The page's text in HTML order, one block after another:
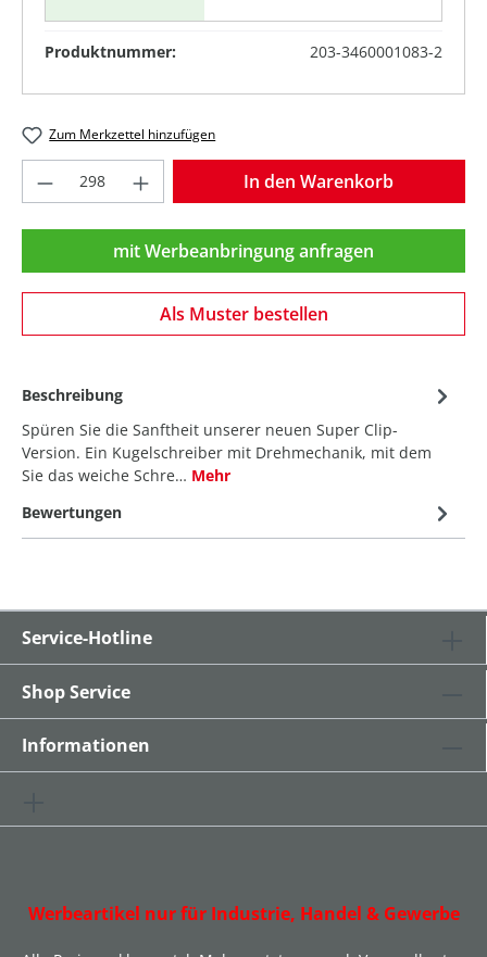
Produktnummer: 203-3460001083-2
Zum Merkzettel hinzufügen
Produkt Anzahl: Gib den gewünschten
In den Warenkorb
mit Werbeanbringung anfragen
Als Muster bestellen
Beschreibung
Spüren Sie die Sanftheit unserer neuen Super Clip-
Version. Ein Kugelschreiber mit Drehmechanik, mit dem
Sie das weiche Schre… Mehr
Bewertungen
Service-Hotline
Shop Service
Informationen
Werbeartikel nur für Industrie, Handel & Gewerbe